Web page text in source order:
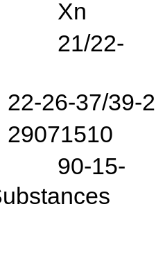
Xn
21/22-
22-26-37/39-2
29071510
90-15-